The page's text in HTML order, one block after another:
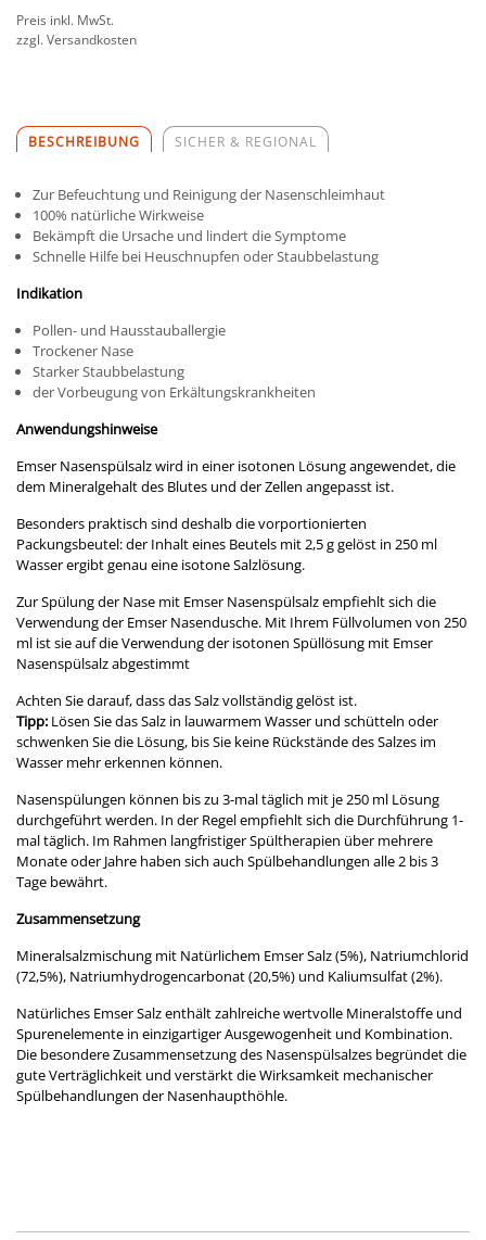
Preis inkl. MwSt.
zzgl. Versandkosten
BESCHREIBUNG SICHER & REGIONAL
Zur Befeuchtung und Reinigung der Nasenschleimhaut
100% natürliche Wirkweise
Bekämpft die Ursache und lindert die Symptome
Schnelle Hilfe bei Heuschnupfen oder Staubbelastung
Indikation
Pollen- und Hausstauballergie
Trockener Nase
Starker Staubbelastung
der Vorbeugung von Erkältungskrankheiten
Anwendungshinweise
Emser Nasenspülsalz wird in einer isotonen Lösung angewendet, die
dem Mineralgehalt des Blutes und der Zellen angepasst ist.
Besonders praktisch sind deshalb die vorportionierten
Packungsbeutel: der Inhalt eines Beutels mit 2,5 g gelöst in 250 ml
Wasser ergibt genau eine isotone Salzlösung.
Zur Spülung der Nase mit Emser Nasenspülsalz empfiehlt sich die
Verwendung der Emser Nasendusche. Mit Ihrem Füllvolumen von 250
ml ist sie auf die Verwendung der isotonen Spüllösung mit Emser
Nasenspülsalz abgestimmt
Achten Sie darauf, dass das Salz vollständig gelöst ist.
Tipp: Lösen Sie das Salz in lauwarmem Wasser und schütteln oder
schwenken Sie die Lösung, bis Sie keine Rückstände des Salzes im
Wasser mehr erkennen können.
Nasenspülungen können bis zu 3-mal täglich mit je 250 ml Lösung
durchgeführt werden. In der Regel empfiehlt sich die Durchführung 1-
mal täglich. Im Rahmen langfristiger Spültherapien über mehrere
Monate oder Jahre haben sich auch Spülbehandlungen alle 2 bis 3
Tage bewährt.
Zusammensetzung
Mineralsalzmischung mit Natürlichem Emser Salz (5%), Natriumchlorid
(72,5%), Natriumhydrogencarbonat (20,5%) und Kaliumsulfat (2%).
Natürliches Emser Salz enthält zahlreiche wertvolle Mineralstoffe und
Spurenelemente in einzigartiger Ausgewogenheit und Kombination.
Die besondere Zusammensetzung des Nasenspülsalzes begründet die
gute Verträglichkeit und verstärkt die Wirksamkeit mechanischer
Spülbehandlungen der Nasenhaupthöhle.